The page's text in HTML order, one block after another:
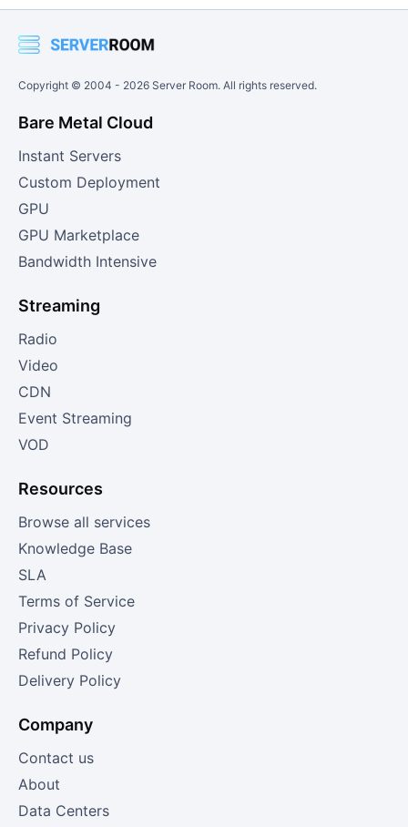
Copyright © 2004 - 2026 Server Room. All rights reserved.
Bare Metal Cloud
Instant Servers
Custom Deployment
GPU
GPU Marketplace
Bandwidth Intensive
Streaming
Radio
Video
CDN
Event Streaming
VOD
Resources
Browse all services
Knowledge Base
SLA
Terms of Service
Privacy Policy
Refund Policy
Delivery Policy
Company
Contact us
About
Data Centers